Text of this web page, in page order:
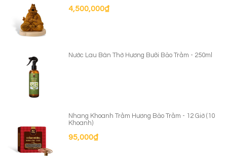
4,500,000₫
Nước Lau Bàn Thờ Hương Bưởi Bảo Trầm - 250ml
Nhang Khoanh Trầm Hương Bảo Trầm - 12 Giờ (10
Khoanh)
95,000₫